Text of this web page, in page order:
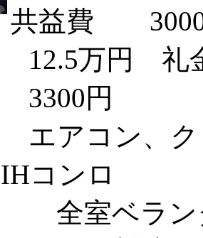
共益費
万円 礼金
円
コン、クロ
コンロ
ランダ付